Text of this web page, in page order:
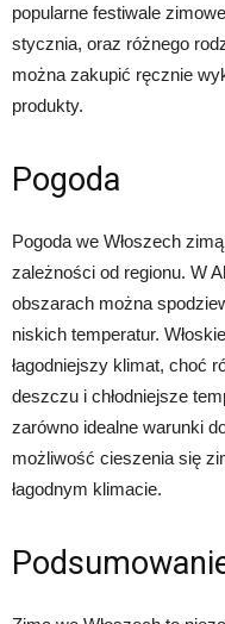
popularne festiwale
stycznia, oraz różnego
można zakupić ręcznie
produkty.
Pogoda
Pogoda we Włoszech
zależności od regionu. W
obszarach można
niskich temperatur.
łagodniejszy klimat, choć
deszczu i chłodniejsze
zarówno idealne warunki
możliwość cieszenia się
łagodnym klimacie.